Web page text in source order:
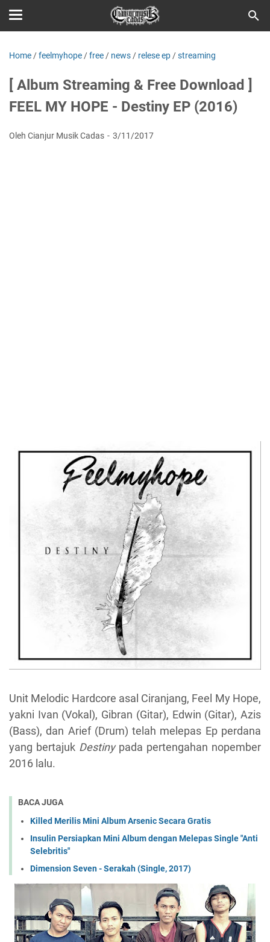
Home /feelmyhope /free / news / relese ep /streaming
[ Album Streaming & Free Download ]
FEEL MY HOPE - Destiny EP (2016)
Oleh Cianjur Musik Cadas 3/11/2017
Unit Melodic Hardcore asal Ciranjang, Feel My Hope,
yakni Ivan (Vokal), Gibran (Gitar), Edwin (Gitar), Azis
(Bass), dan Arief (Drum) telah melepas Ep perdana
yang bertajuk Destiny pada pertengahan nopember
2016 lalu.
BACA JUGA
Killed Merilis Mini Album Arsenic Secara Gratis
Insulin Persiapkan Mini Album dengan Melepas Single "Anti
Selebritis"
Dimension Seven - Serakah (Single, 2017)